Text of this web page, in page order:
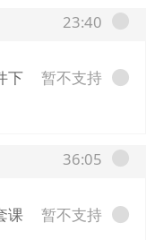
23:40
下
暂不支持
36:05
课
暂不支持